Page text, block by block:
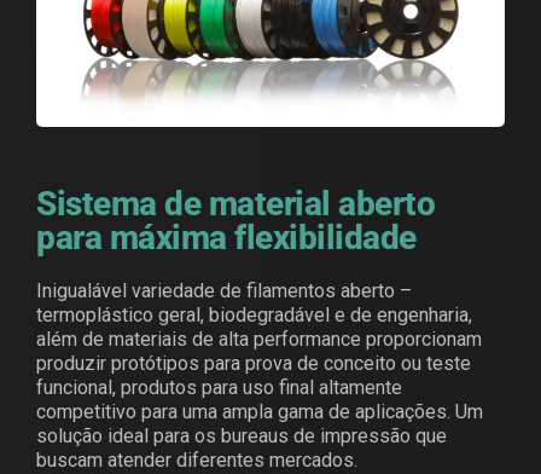
Sistema de material aberto
para máxima flexibilidade
Inigualável variedade de filamentos aberto –
termoplástico geral, biodegradável e de engenharia,
além de materiais de alta performance proporcionam
produzir protótipos para prova de conceito ou teste
funcional, produtos para uso final altamente
competitivo para uma ampla gama de aplicações. Um
solução ideal para os bureaus de impressão que
buscam atender diferentes mercados.